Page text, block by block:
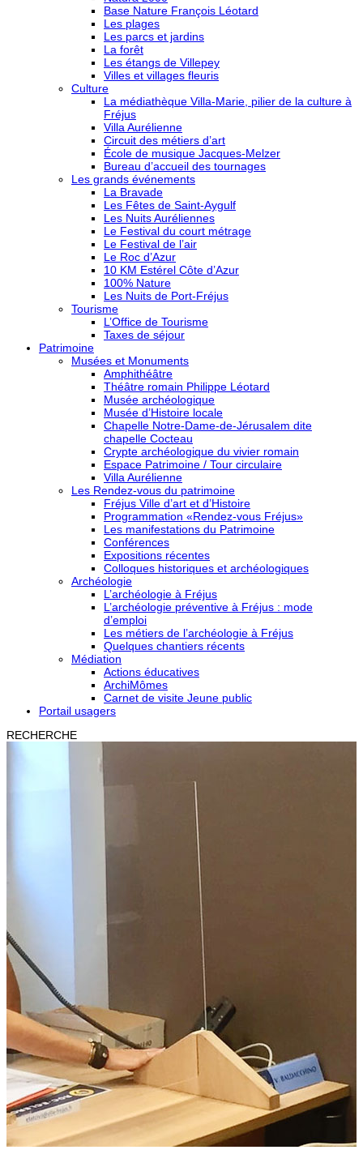
Base Nature François Léotard
Les plages
Les parcs et jardins
La forêt
Les étangs de Villepey
Villes et villages fleuris
Culture
La médiathèque Villa-Marie, pilier de la culture à
Fréjus
Villa Aurélienne
Circuit des métiers d’art
École de musique Jacques-Melzer
Bureau d’accueil des tournages
Les grands événements
La Bravade
Les Fêtes de Saint-Aygulf
Les Nuits Auréliennes
Le Festival du court métrage
Le Festival de l’air
Le Roc d’Azur
10 KM Estérel Côte d’Azur
100% Nature
Les Nuits de Port-Fréjus
Tourisme
L’Office de Tourisme
Taxes de séjour
Patrimoine
Musées et Monuments
Amphithéâtre
Théâtre romain Philippe Léotard
Musée archéologique
Musée d’Histoire locale
Chapelle Notre-Dame-de-Jérusalem dite
chapelle Cocteau
Crypte archéologique du vivier romain
Espace Patrimoine / Tour circulaire
Villa Aurélienne
Les Rendez-vous du patrimoine
Fréjus Ville d’art et d’Histoire
Programmation «Rendez-vous Fréjus»
Les manifestations du Patrimoine
Conférences
Expositions récentes
Colloques historiques et archéologiques
Archéologie
L’archéologie à Fréjus
L’archéologie préventive à Fréjus : mode
d’emploi
Les métiers de l’archéologie à Fréjus
Quelques chantiers récents
Médiation
Actions éducatives
ArchiMômes
Carnet de visite Jeune public
Portail usagers
RECHERCHE